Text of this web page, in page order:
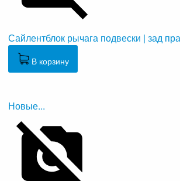
Сайлентблок рычага подвески | зад
В корзину
Новые...